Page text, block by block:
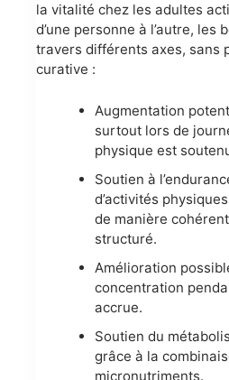
la vitalité chez les adultes
d’une personne à l’autre,
travers différents axes, sans
curative :
Augmentation
surtout lors de
physique est
Soutien à
d’activités
de manière
structuré.
Amélioration
concentration
accrue.
Soutien du
grâce à la
micronutriments.